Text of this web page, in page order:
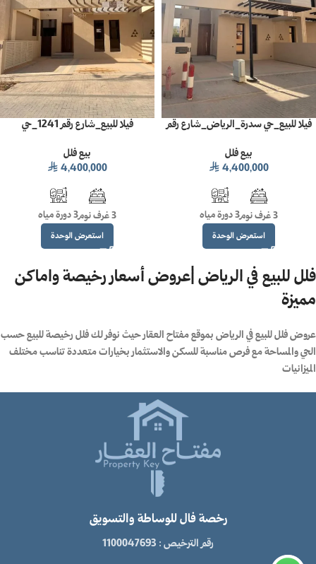
فيلا للبيع_حي سدرة_الرياض_شارع رقم
بيع فلل
⃁4,400,000
3 غرف نوم 3 دورة مياه
استعرض الوحدة
فيلا للبيع_شارع رقم 1241_حي
بيع فلل
⃁4,400,000
3 غرف نوم 3 دورة مياه
استعرض الوحدة
فلل للبيع في الرياض |عروض أسعار رخيصة واماكن
مميزة
عروض فلل للبيع في الرياض بموقع مفتاح العقار حيث نوفر لك فلل رخيصة للبيع حسب
الحي والمساحة مع فرص مناسبة للسكن والاستثمار بخيارات متعددة تناسب مختلف
الميزانيات
رخصة فال للوساطة والتسويق
رقم الترخيص : 1100047693